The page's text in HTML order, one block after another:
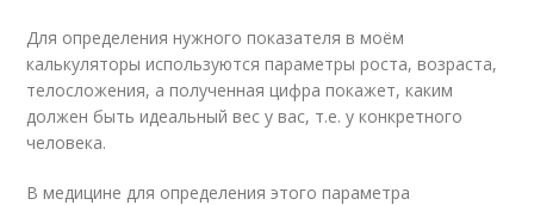
Для определения нужного показателя в моём
калькуляторы используются параметры роста, возраста,
телосложения, а полученная цифра покажет, каким
должен быть идеальный вес у вас, т.е. у конкретного
человека.
В медицине для определения этого параметра